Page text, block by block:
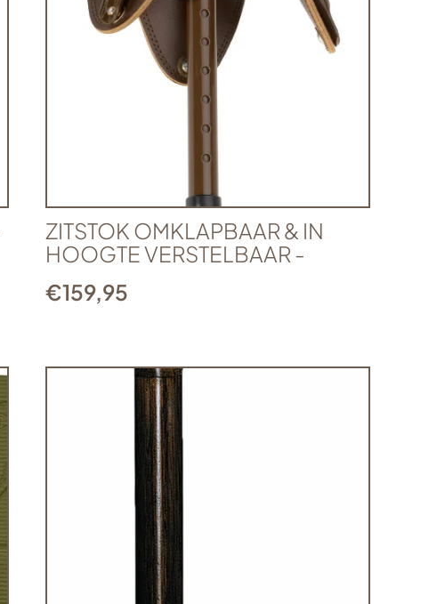
ZITSTOK OMKLAPBAAR & IN
HOOGTE VERSTELBAAR -
€159,95